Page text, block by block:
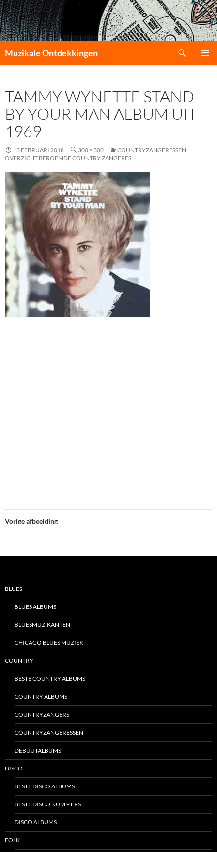
Muzikale Ontdekkingen
INHOUD
TAMMY WYNETTE STAND
BY YOUR MAN ALBUM UIT
1969
13 FEBRUARI 2018 300 × 300
COUNTRYZANGERESSEN
OVERZICHT BEROEMDE COUNTRY ZANGERES
Vorige afbeelding
BLUES
BLUES ALBUMS
BLUESMUZIKANTEN
CHICAGO BLUES MUZIEK
COUNTRY
BESTE COUNTRY ALBUMS
COUNTRY ALBUMS
COUNTRYZANGERS
COUNTRYZANGERESSEN
DEBUUTALBUMS
DISCO
BESTE DISCO ALBUMS
BESTE DISCO NUMMERS
DISCO ALBUMS
FOLK